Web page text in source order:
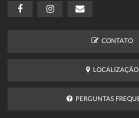
CONTATO
LOCALIZAÇÃO
PERGUNTAS